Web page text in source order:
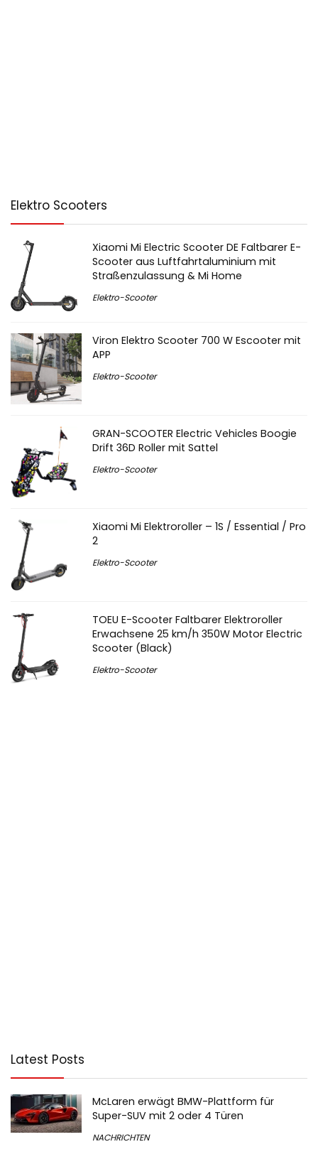
Elektro Scooters
Xiaomi Mi Electric Scooter DE Faltbarer E-
Scooter aus Luftfahrtaluminium mit
Straßenzulassung & Mi Home
Elektro-Scooter
Viron Elektro Scooter 700 W Escooter mit
APP
Elektro-Scooter
GRAN-SCOOTER Electric Vehicles Boogie
Drift 36D Roller mit Sattel
Elektro-Scooter
Xiaomi Mi Elektroroller – 1S / Essential / Pro
2
Elektro-Scooter
TOEU E-Scooter Faltbarer Elektroroller
Erwachsene 25 km/h 350W Motor Electric
Scooter (Black)
Elektro-Scooter
Latest Posts
McLaren erwägt BMW-Plattform für
Super-SUV mit 2 oder 4 Türen
NACHRICHTEN